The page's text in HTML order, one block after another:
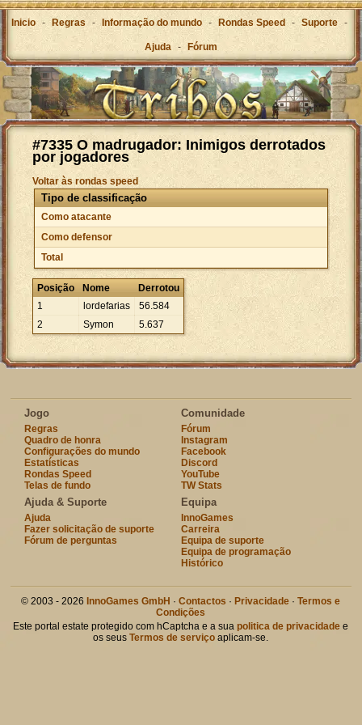
Inicio - Regras - Informação do mundo - Rondas Speed - Suporte -
Ajuda - Fórum
#7335 O madrugador: Inimigos derrotados
por jogadores
Voltar às rondas speed
Tipo de classificação
Como atacante
Como defensor
Total
Posição Nome
Derrotou
1
lordefarias 56.584
2
Symon 5.637
Jogo
Regras
Quadro de honra
Configurações do mundo
Estatísticas
Rondas Speed
Telas de fundo
Comunidade
Fórum
Instagram
Facebook
Discord
YouTube
TW Stats
Ajuda & Suporte
Ajuda
Fazer solicitação de suporte
Fórum de perguntas
Equipa
InnoGames
Carreira
Equipa de suporte
Equipa de programação
Histórico
© 2003 - 2026 InnoGames GmbH ·Contactos · Privacidade ·Termos e
Condições
Este portal estate protegido com hCaptcha e a suapolitica de privacidade e
os seusTermos de serviço aplicam-se.